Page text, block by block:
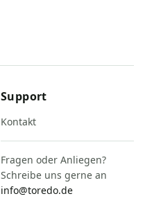
Support
Kontakt
Fragen oder Anliegen?
Schreibe uns gerne an
info@toredo.de